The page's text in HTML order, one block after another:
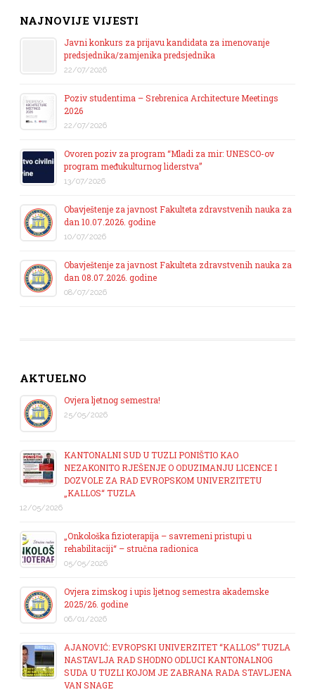
NAJNOVIJE VIJESTI
Javni konkurs za prijavu kandidata za imenovanje
predsjednika/zamjenika predsjednika
22/07/2026
Poziv studentima – Srebrenica Architecture Meetings
2026
22/07/2026
Ovoren poziv za program “Mladi za mir: UNESCO-ov
program međukulturnog liderstva”
13/07/2026
Obavještenje za javnost Fakulteta zdravstvenih nauka za
dan 10.07.2026. godine
10/07/2026
Obavještenje za javnost Fakulteta zdravstvenih nauka za
dan 08.07.2026. godine
08/07/2026
AKTUELNO
Ovjera ljetnog semestra!
25/05/2026
KANTONALNI SUD U TUZLI PONIŠTIO KAO
NEZAKONITO RJEŠENJE O ODUZIMANJU LICENCE I
DOZVOLE ZA RAD EVROPSKOM UNIVERZITETU
„KALLOS“ TUZLA
12/05/2026
„Onkološka fizioterapija – savremeni pristupi u
rehabilitaciji“ – stručna radionica
05/05/2026
Ovjera zimskog i upis ljetnog semestra akademske
2025/26. godine
06/01/2026
AJANOVIĆ: EVROPSKI UNIVERZITET “KALLOS” TUZLA
NASTAVLJA RAD SHODNO ODLUCI KANTONALNOG
SUDA U TUZLI KOJOM JE ZABRANA RADA STAVLJENA
VAN SNAGE